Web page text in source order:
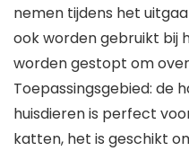
nemen tijdens het
ook worden gebruikt bij
worden gestopt om
Toepassingsgebied: de
huisdieren is perfect
katten, het is geschikt